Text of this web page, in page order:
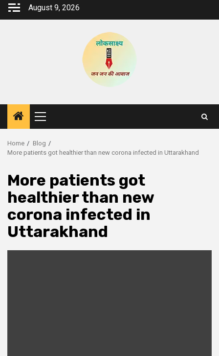
Skip
August 9, 2026
Primary
Menu
Home
Blog
More patients got healthier than new corona infected in Uttarakhand
More patients got
healthier than new
corona infected in
Uttarakhand